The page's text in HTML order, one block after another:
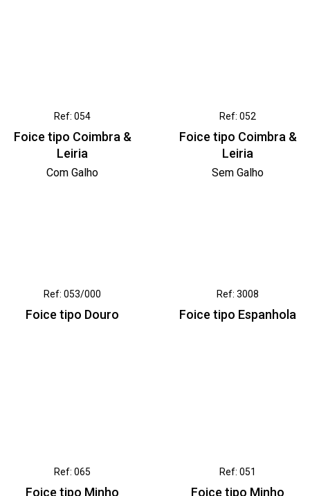
Ref: 054
Foice tipo Coimbra &
Leiria
Com Galho
Ref: 052
Foice tipo Coimbra &
Leiria
Sem Galho
Ref: 053/000
Foice tipo Douro
Ref: 3008
Foice tipo Espanhola
Ref: 065
Foice tipo Minho
Ref: 051
Foice tipo Minho